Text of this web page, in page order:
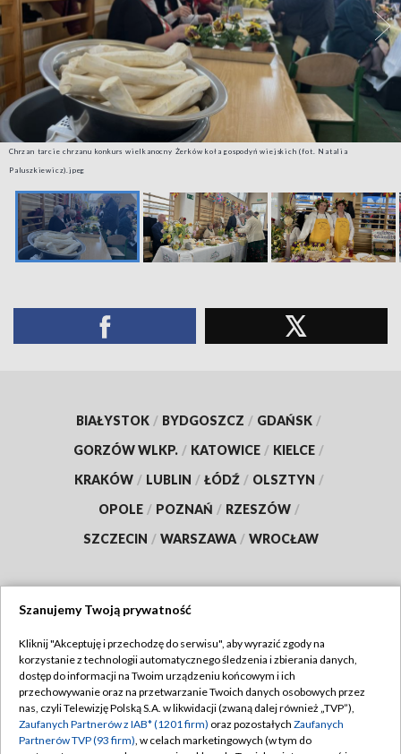
Chrzan tarcie chrzanu konkurs wielkanocny Żerków koła gospodyń wiejskich (fot. Natalia
Paluszkiewicz).jpeg
BIAŁYSTOK / BYDGOSZCZ / GDAŃSK /
GORZÓW WLKP. / KATOWICE / KIELCE /
KRAKÓW / LUBLIN / ŁÓDŹ / OLSZTYN /
OPOLE / POZNAŃ / RZESZÓW /
SZCZECIN / WARSZAWA / WROCŁAW
TVP
Abonament TVP
Emisja w TVP
Centrum informacji TVP
Regulamin TVP
Polityka prywatności
Szanujemy Twoją prywatność
Kliknij "Akceptuję i przechodzę do serwisu", aby wyrazić zgody na
korzystanie z technologii automatycznego śledzenia i zbierania danych,
dostęp do informacji na Twoim urządzeniu końcowym i ich
przechowywanie oraz na przetwarzanie Twoich danych osobowych przez
nas, czyli Telewizję Polską S.A. w likwidacji (zwaną dalej również „TVP”),
Zaufanych Partnerów z IAB* (1201 firm) oraz pozostałych Zaufanych
Partnerów TVP (93 firm), w celach marketingowych (w tym do